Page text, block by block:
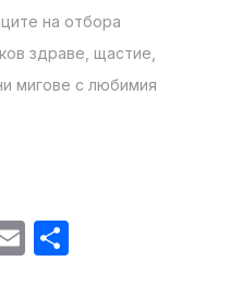
на отбора
здраве, щастие,
мигове с любимия
Email